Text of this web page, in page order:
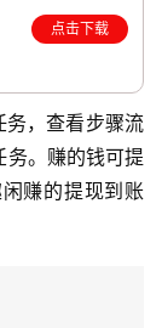
点击下载
，查看步骤流
。赚的钱可提
赚的提现到账